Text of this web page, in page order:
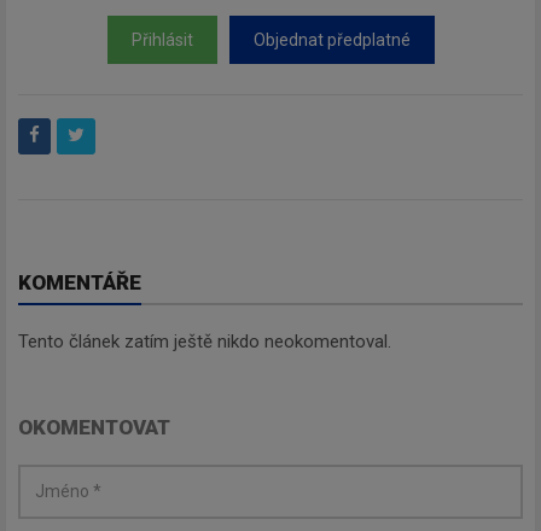
Přihlásit Objednat předplatné
KOMENTÁŘE
Tento článek zatím ještě nikdo neokomentoval.
OKOMENTOVAT